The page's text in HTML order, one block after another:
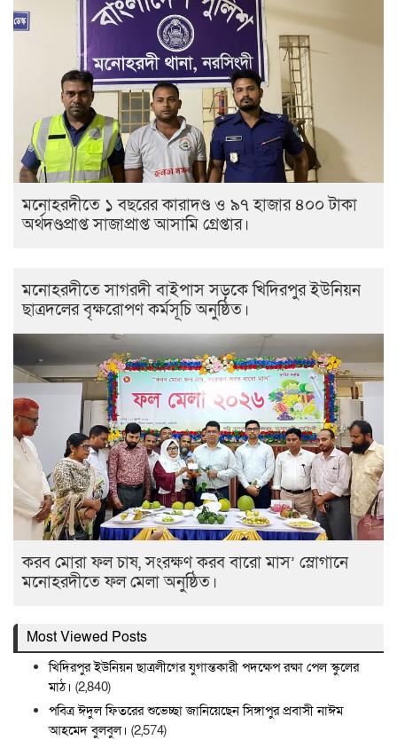
মনোহরদীতে ১ বছরের কারাদণ্ড ও ৯৭ হাজার ৪০০ টাকা
অর্থদণ্ডপ্রাপ্ত সাজাপ্রাপ্ত আসামি গ্রেপ্তার।
মনোহরদীতে সাগরদী বাইপাস সড়কে খিদিরপুর ইউনিয়ন
ছাত্রদলের বৃক্ষরোপণ কর্মসূচি অনুষ্ঠিত।
করব মোরা ফল চাষ, সংরক্ষণ করব বারো মাস’ স্লোগানে
মনোহরদীতে ফল মেলা অনুষ্ঠিত।
Most Viewed Posts
খিদিরপুর ইউনিয়ন ছাত্রলীগের যুগান্তকারী পদক্ষেপ রক্ষা পেল স্কুলের
মাঠ। (2,840)
পবিত্র ঈদুল ফিতরের শুভেচ্ছা জানিয়েছেন সিঙ্গাপুর প্রবাসী নাঈম
আহমেদ বুলবুল। (2,574)